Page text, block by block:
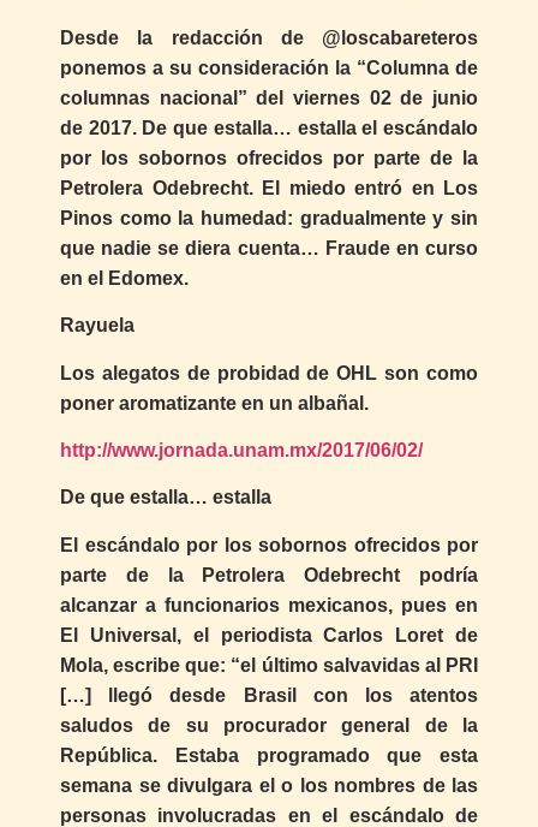
Desde la redacción de @loscabareteros
ponemos a su consideración la “Columna de
columnas nacional” del viernes 02 de junio
de 2017. De que estalla… estalla el escándalo
por los sobornos ofrecidos por parte de la
Petrolera Odebrecht. El miedo entró en Los
Pinos como la humedad: gradualmente y sin
que nadie se diera cuenta… Fraude en curso
en el Edomex.
Rayuela
Los alegatos de probidad de OHL son como
poner aromatizante en un albañal.
http://www.jornada.unam.mx/2017/06/02/
De que estalla… estalla
El escándalo por los sobornos ofrecidos por
parte de la Petrolera Odebrecht podría
alcanzar a funcionarios mexicanos, pues en
El Universal, el periodista Carlos Loret de
Mola, escribe que: “el último salvavidas al PRI
[…] llegó desde Brasil con los atentos
saludos de su procurador general de la
República. Estaba programado que esta
semana se divulgara el o los nombres de las
personas involucradas en el escándalo de